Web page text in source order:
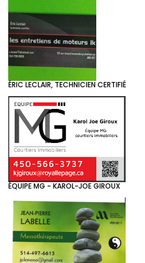
ÉRIC LECLAIR, TECHNICIEN CERTIFIÉ
ÉQUIPE MG - KAROL-JOE GIROUX